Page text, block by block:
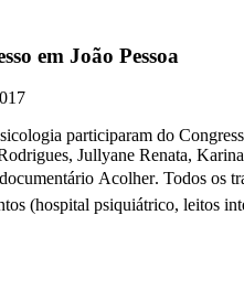
em João Pessoa
participaram do
Jullyane Renata,
Acolher. Todos
(hospital psiquiátrico, leitos